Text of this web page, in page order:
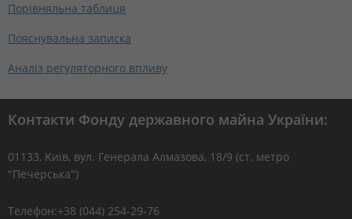
Порівняльна таблиця
Пояснувальна записка
Аналіз регуляторного впливу
Контакти Фонду державного майна України:
01133, Kиїв, вул. Генерала Алмазова, 18/9 (ст. метро
"Печерська")
Телефон:+38 (044) 254-29-76